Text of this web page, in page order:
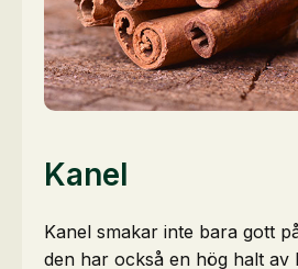
Kanel
Kanel smakar inte bara gott
den har också en hög halt av